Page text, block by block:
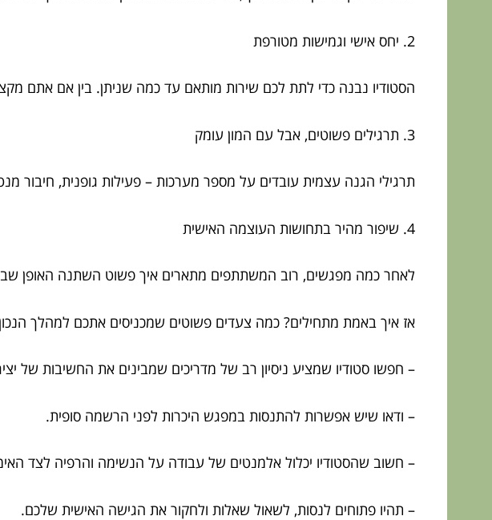
2. יחס אישי וגמישות מטורפת
הסטודיו נבנה כדי לתת לכם שירות מותאם עד כמה שניתן. בין אם אתם
3. תרגילים פשוטים, אבל עם המון עומק
תרגילי הגנה עצמית עובדים על מספר מערכות – פעילות גופנית, חיבור
4. שיפור מהיר בתחושות העוצמה האישית
לאחר כמה מפגשים, רוב המשתתפים מתארים איך פשוט השתנה האופן שבו
אז איך באמת מתחילים? כמה צעדים פשוטים שמכניסים אתכם למהלך
– חפשו סטודיו שמציע ניסיון רב של מדריכים שמבינים את החשיבות של
– ודאו שיש אפשרות להתנסות במפגש היכרות לפני הרשמה סופית.
– חשוב שהסטודיו יכלול אלמנטים של עבודה על הנשימה והרפיה לצד
– תהיו פתוחים לנסות, לשאול שאלות ולחקור את הגישה האישית שלכם.